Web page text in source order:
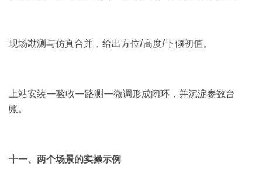
现场勘测与仿真合并，给出方位/高度/下倾初值。
上站安装—验收—路测—微调形成闭环，并沉淀参数台
账。
十一、两个场景的实操示例